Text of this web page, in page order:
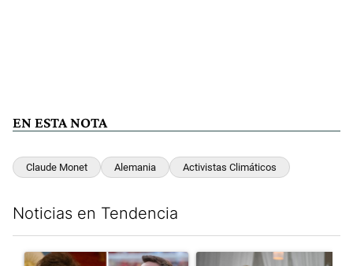
EN ESTA NOTA
Claude Monet Alemania Activistas Climáticos
Noticias en Tendencia
Un artículo de tendencia con el título "Milei despidió a Jorge
Un artículo de tendencia